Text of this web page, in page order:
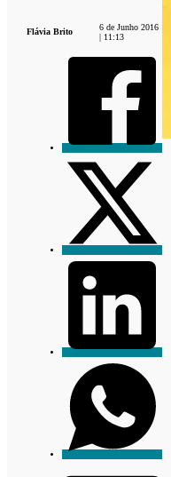
Flávia Brito
6 de Junho 2016
| 11:13